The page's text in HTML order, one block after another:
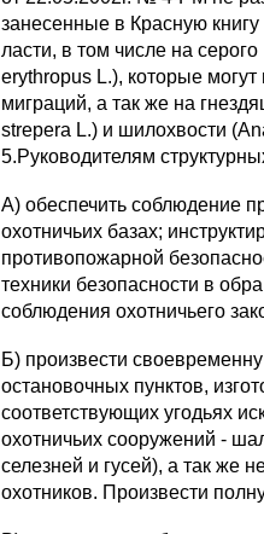
занесенные в Красную
ласти, в том числе на
erythropus L.), которые
миграций, а так же на
strepera L.) и шилохвости
5.Руководителям
А) обеспечить соблюдение
охотничьих базах;
противопожарной
техники безопасности в
соблюдения охотничьего
Б) произвести
остановочных пунктов,
соответствующих угодьях
охотничьих сооружений -
селезней и гусей), а так же
охотников. Произвести